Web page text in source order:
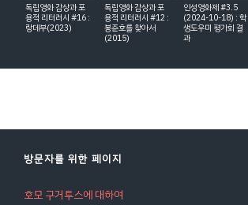
독립영화 감상과 포
용적 리터러시 #16 :
랑데부(2023)
독립영화 감상과 포
용적 리터러시 #12 :
봉준호를 찾아서
(2015)
인성영화제 #3.5
(2024-10-18) : 학
생도우미 평가회 결
과
방문자를 위한 페이지
호모 구거투스에 대하여